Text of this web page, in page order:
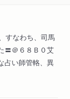
すなわち、司馬
〓＠６８Ｂ０艾
占い師管輅、異